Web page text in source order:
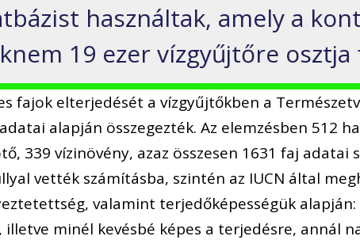
használtak, amely a
19 ezer vízgyűjtőre osztja
fajok elterjedését a vízgyűjtőkben a
adatai alapján összegezték. Az elemzésben 512
339 vízinövény, azaz összesen 1631 faj adatai
vették számításba, szintén az IUCN által
valamint terjedőképességük
illetve minél kevésbé képes a terjedésre, annál